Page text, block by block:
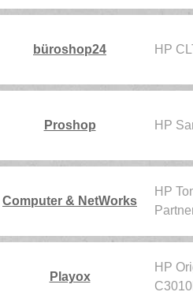
büroshop24 HP
Proshop HP
Computer & NetWorks
HP
Playox
HP